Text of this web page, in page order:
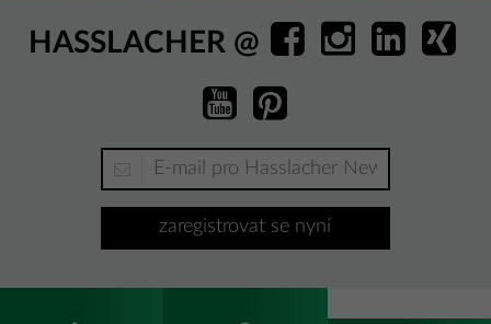
HASSLACHER @
zaregistrovat se nyní